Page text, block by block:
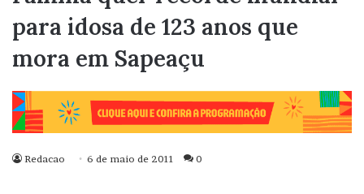
para idosa de 123 anos que
mora em Sapeaçu
Redacao 6 de maio de 2011 0